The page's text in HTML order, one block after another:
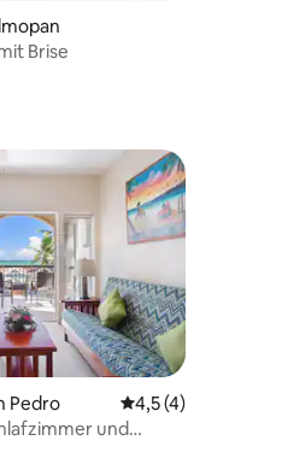
von 5, 35 Bewertungen
Brise
5 von 5, 6 Bewertungen
Pedro Durchschnittliche
4,5 (4)
und